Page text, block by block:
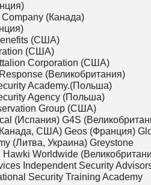
(Канада)
(США)
(США)
Corporation (США)
(Великобритания)
Academy.(Польша)
Agency (Польша)
Group (США)
(Испания) G4S
США) Geos (Франция)
(Литва, Украина) Greystone
Worldwide
Independent Security
Security Training Academy